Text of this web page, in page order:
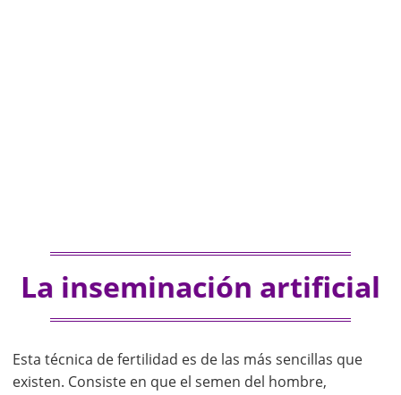
La inseminación artificial
Esta técnica de fertilidad es de las más sencillas que
existen. Consiste en que el semen del hombre,